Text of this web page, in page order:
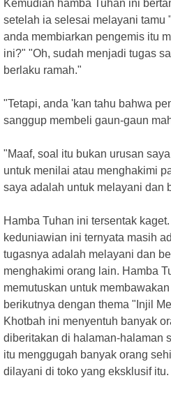
Kemudian hamba Tuhan ini
setelah ia selesai melayani tamu
anda membiarkan pengemis itu
ini?" "Oh, sudah menjadi tugas
berlaku ramah."
"Tetapi, anda 'kan tahu bahwa
sanggup membeli gaun-gaun
"Maaf, soal itu bukan urusan
untuk menilai atau menghakimi
saya adalah untuk melayani dan
Hamba Tuhan ini tersentak
keduniawian ini ternyata masih
tugasnya adalah melayani dan
menghakimi orang lain. Hamba
memutuskan untuk
berikutnya dengan thema "Injil
Khotbah ini menyentuh banyak
diberitakan di halaman-halaman
itu menggugah banyak orang
dilayani di toko yang eksklusif itu.